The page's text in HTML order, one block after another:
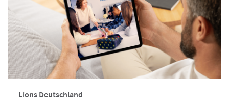
Lions Deutschland